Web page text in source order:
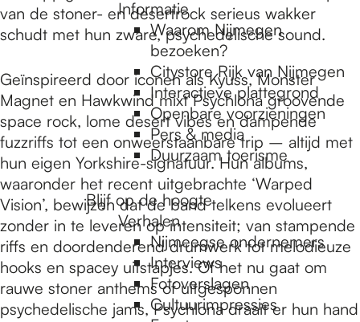
Informatie
Waarom Nijmegen
bezoeken?
Citystore Rijk van Nijmegen
Interactieve plattegrond
Openbare voorzieningen
Pers & media
Duurzaam toerisme
Blijf op de hoogte
Verhalen
Nijmeegse ondernemers
Interviews
Fotoverslagen
Cultuurimpressies
van de stoner- en desertrock serieus wakker
schudt met hun zware, psychedelische sound.
Geïnspireerd door iconen als Kyuss, Monster
Magnet en Hawkwind mixt Psychlona groovende
space rock, lome desert vibes en dampende
fuzzriffs tot een onweerstaanbare trip – altijd met
hun eigen Yorkshire-signatuur. Hun albums,
waaronder het recent uitgebrachte ‘Warped
Vision’, bewijzen dat de band telkens evolueert
zonder in te leveren op intensiteit; van stampende
riffs en doordenderend drumwerk tot melodieuze
hooks en spacey uitstapjes. Of het nu gaat om
rauwe stoner anthems of uitgesponnen
psychedelische jams, Psychlona draait er hun hand